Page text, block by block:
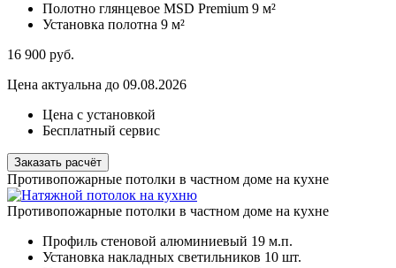
Полотно глянцевое MSD Premium 9 м²
Установка полотна 9 м²
16 900 руб.
Цена актуальна до 09.08.2026
Цена с установкой
Бесплатный сервис
Заказать расчёт
Противопожарные потолки в частном доме на кухне
Противопожарные потолки в частном доме на кухне
Профиль стеновой алюминиевый 19 м.п.
Установка накладных светильников 10 шт.